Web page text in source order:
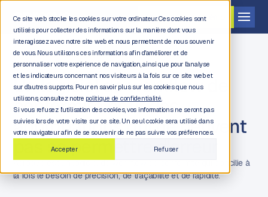
Ce site web stocke les cookies sur votre ordinateur. Ces cookies sont
utilisés pour collecter des informations sur la manière dont vous
interagissez avec notre site web et nous permettent de nous souvenir
de vous. Nous utilisons ces informations afin d'améliorer et de
personnaliser votre expérience de navigation, ainsi que pour l'analyse
et les indicateurs concernant nos visiteurs à la fois sur ce site web et
sur d'autres supports. Pour en savoir plus sur les cookies que nous
utilisons, consultez notre politique de confidentialité.
Si vous refusez l'utilisation des cookies, vos informations ne seront pas
suivies lors de votre visite sur ce site. Un seul cookie sera utilisé dans
votre navigateur afin de se souvenir de ne pas suivre vos préférences.
Accepter
Refuser
Demander une démo
Un logiciel de workflow de
conformité pour des
approbations qui ne peuvent
pas se permettre d'erreur
Aproove est un logiciel de workflow de conformité qui concilie à
la fois le besoin de précision, de traçabilité et de rapidité.